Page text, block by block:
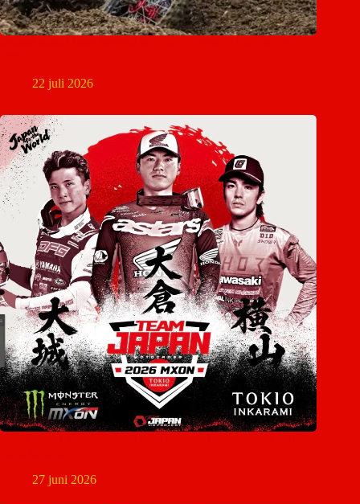
22 juli 2026
27 juni 2026